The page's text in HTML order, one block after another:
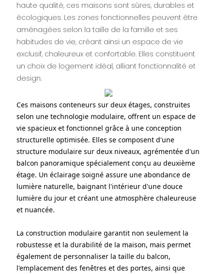
haute qualité, ces maisons sont sûres, durables et
écologiques. Les zones fonctionnelles peuvent être
aménagées selon la taille de la famille et ses
habitudes de vie, créant ainsi un espace de vie
exclusif, chaleureux et confortable. Elles constituent
un choix de logement idéal, alliant fonctionnalité et
design.
Ces maisons conteneurs sur deux étages, construites
selon une technologie modulaire, offrent un espace de
vie spacieux et fonctionnel grâce à une conception
structurelle optimisée. Elles se composent d'une
structure modulaire sur deux niveaux, agrémentée d'un
balcon panoramique spécialement conçu au deuxième
étage. Un éclairage soigné assure une abondance de
lumière naturelle, baignant l'intérieur d'une douce
lumière du jour et créant une atmosphère chaleureuse
et nuancée.
La construction modulaire garantit non seulement la
robustesse et la durabilité de la maison, mais permet
également de personnaliser la taille du balcon,
l'emplacement des fenêtres et des portes, ainsi que